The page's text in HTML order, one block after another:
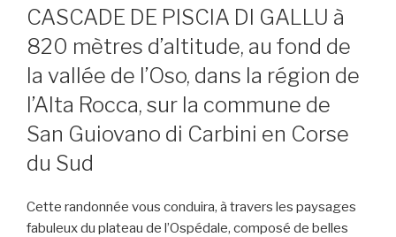
LE
CASCADE DE PISCIA DI GALLU à
820 mètres d’altitude, au fond de
la vallée de l’Oso, dans la région de
l’Alta Rocca, sur la commune de
San Guiovano di Carbini en Corse
du Sud
Cette randonnée vous conduira, à travers les paysages
fabuleux du plateau de l’Ospédale, composé de belles